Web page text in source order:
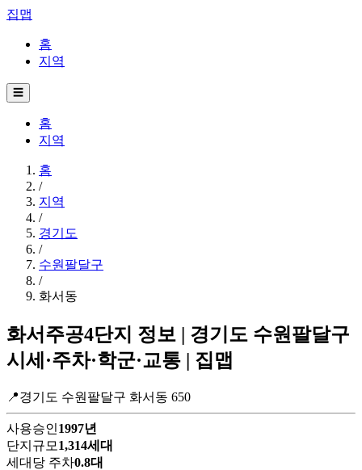
집맵
홈
지역
☰
홈
지역
홈
/
지역
/
경기도
/
수원팔달구
/
화서동
화서주공4단지 정보 | 경기도 수원팔달구
시세·주차·학군·교통 | 집맵
📍경기도 수원팔달구 화서동 650
사용승인1997년
단지규모 1,314세대
세대당 주차0.8대